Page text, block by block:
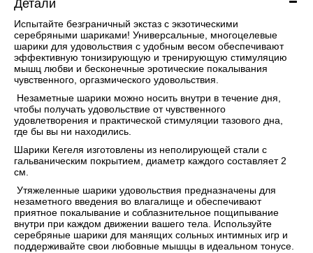
Детали
Испытайте безграничный экстаз с экзотическими
серебряными шариками! Универсальные, многоцелевые
шарики для удовольствия с удобным весом обеспечивают
эффективную тонизирующую и тренирующую стимуляцию
мышц любви и бесконечные эротические покалывания
чувственного, оргазмического удовольствия.
Незаметные шарики можно носить внутри в течение дня,
чтобы получать удовольствие от чувственного
удовлетворения и практической стимуляции тазового дна,
где бы вы ни находились.
Шарики Кегеля изготовлены из неполирующей стали с
гальваническим покрытием, диаметр каждого составляет 2
см.
Утяжеленные шарики удовольствия предназначены для
незаметного введения во влагалище и обеспечивают
приятное покалывание и соблазнительное пощипывание
внутри при каждом движении вашего тела. Используйте
серебряные шарики для манящих сольных интимных игр и
поддерживайте свои любовные мышцы в идеальном тонусе.